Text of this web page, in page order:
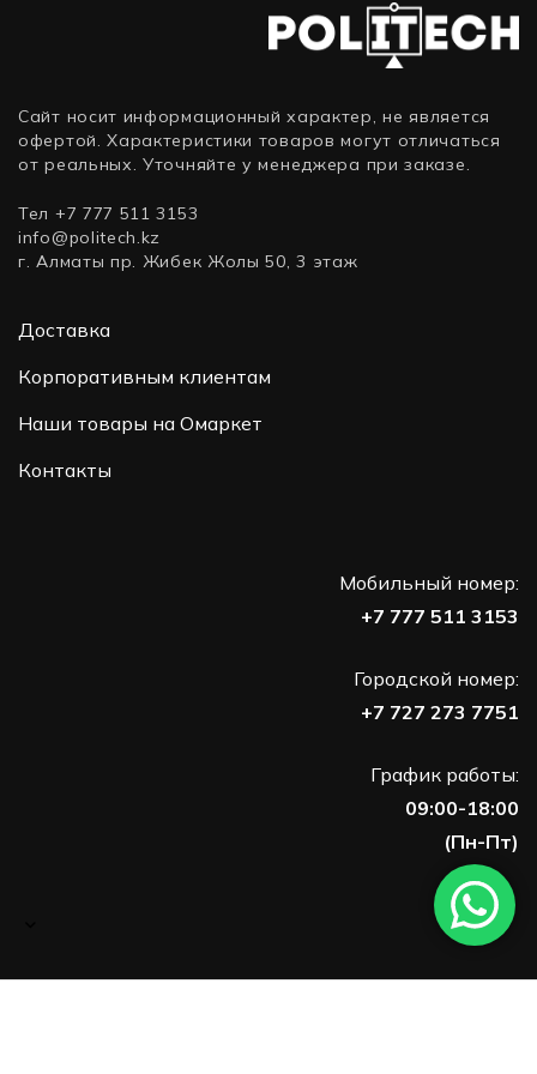
Сайт носит информационный характер, не является
офертой. Характеристики товаров могут отличаться
от реальных. Уточняйте у менеджера при заказе.
Тел +7 777 511 3153
info@politech.kz
г. Алматы пр. Жибек Жолы 50, 3 этаж
Доставка
Корпоративным клиентам
Наши товары на Омаркет
Контакты
Мобильный номер:
+7 777 511 3153
Городской номер:
+7 727 273 7751
График работы:
09:00-18:00
(Пн-Пт)